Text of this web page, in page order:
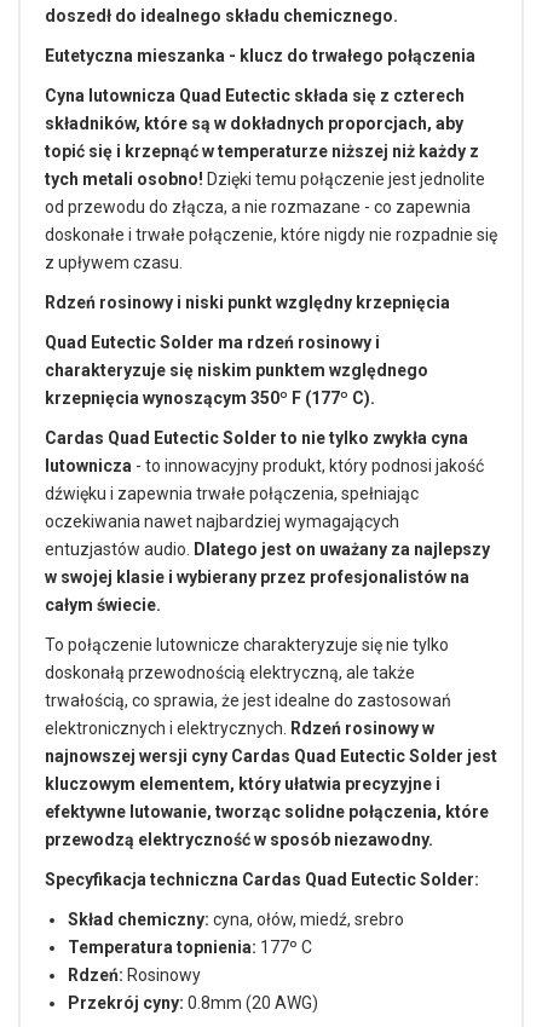
doszedł do idealnego składu chemicznego.
Eutetyczna mieszanka - klucz do trwałego połączenia
Cyna lutownicza Quad Eutectic składa się z czterech
składników, które są w dokładnych proporcjach, aby
topić się i krzepnąć w temperaturze niższej niż każdy z
tych metali osobno! Dzięki temu połączenie jest jednolite
od przewodu do złącza, a nie rozmazane - co zapewnia
doskonałe i trwałe połączenie, które nigdy nie rozpadnie się
z upływem czasu.
Rdzeń rosinowy i niski punkt względny krzepnięcia
Quad Eutectic Solder ma rdzeń rosinowy i
charakteryzuje się niskim punktem względnego
krzepnięcia wynoszącym 350º F (177º C).
Cardas Quad Eutectic Solder to nie tylko zwykła cyna
lutownicza - to innowacyjny produkt, który podnosi jakość
dźwięku i zapewnia trwałe połączenia, spełniając
oczekiwania nawet najbardziej wymagających
entuzjastów audio.
Dlatego jest on uważany za najlepszy
w swojej klasie i wybierany przez profesjonalistów na
całym świecie.
To połączenie lutownicze charakteryzuje się nie tylko
doskonałą przewodnością elektryczną, ale także
trwałością, co sprawia, że jest idealne do zastosowań
elektronicznych i elektrycznych.
Rdzeń rosinowy w
najnowszej wersji cyny Cardas Quad Eutectic Solder jest
kluczowym elementem, który ułatwia precyzyjne i
efektywne lutowanie, tworząc solidne połączenia, które
przewodzą elektryczność w sposób niezawodny.
Specyfikacja techniczna Cardas Quad Eutectic Solder:
Skład chemiczny: cyna, ołów, miedź, srebro
Temperatura topnienia: 177º C
Rdzeń: Rosinowy
Przekrój cyny: 0.8mm (20 AWG)